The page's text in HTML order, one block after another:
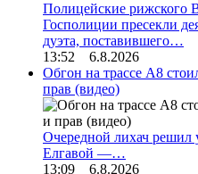
Полицейские рижского
Госполиции пресекли
дуэта, поставившего…
13:52 6.8.2026
Обгон на трассе А8
прав (видео)
Очередной лихач решил
Елгавой —…
13:09 6.8.2026